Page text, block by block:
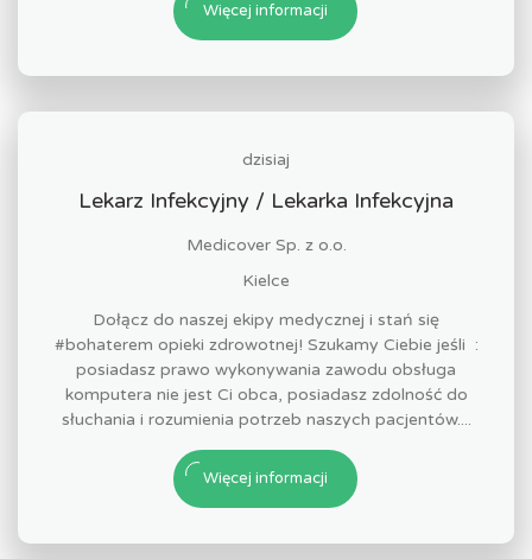
Więcej informacji
dzisiaj
Lekarz Infekcyjny / Lekarka Infekcyjna
Medicover Sp. z o.o.
Kielce
Dołącz do naszej ekipy medycznej i stań się
#bohaterem opieki zdrowotnej! Szukamy Ciebie jeśli ​ :
posiadasz prawo wykonywania zawodu obsługa
komputera nie jest Ci obca, posiadasz zdolność do
słuchania i rozumienia potrzeb naszych pacjentów....
Więcej informacji